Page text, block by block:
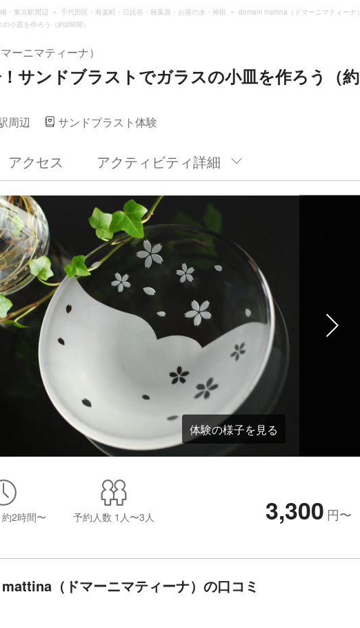
・東京駅周辺 千代田区・有楽町・日比谷・秋葉原・お茶の水・神田
domani mattina（ドマーニマティーナ）
小皿を作ろう（約2時間）
ーニマティーナ）
サンドブラストでガラスの小皿を作ろう（約
周辺 サンドブラスト体験
アクセス アクティビティ詳細
体験の様子を見る
約2時間〜 予約人数 1人〜3人 3,300 円〜
（ドマーニマティーナ）の口コミ